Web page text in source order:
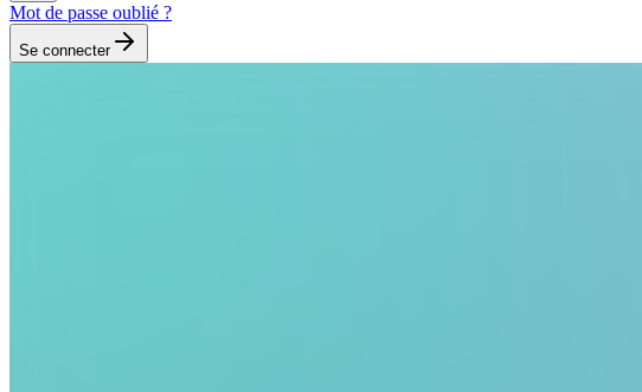
Mot de passe oublié ?
Se connecter